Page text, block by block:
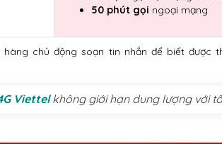
50 phút gọi ngoại mạng
hàng chủ động soạn tin nhắn để biết được
Viettelkhông giới hạn dung lượng với